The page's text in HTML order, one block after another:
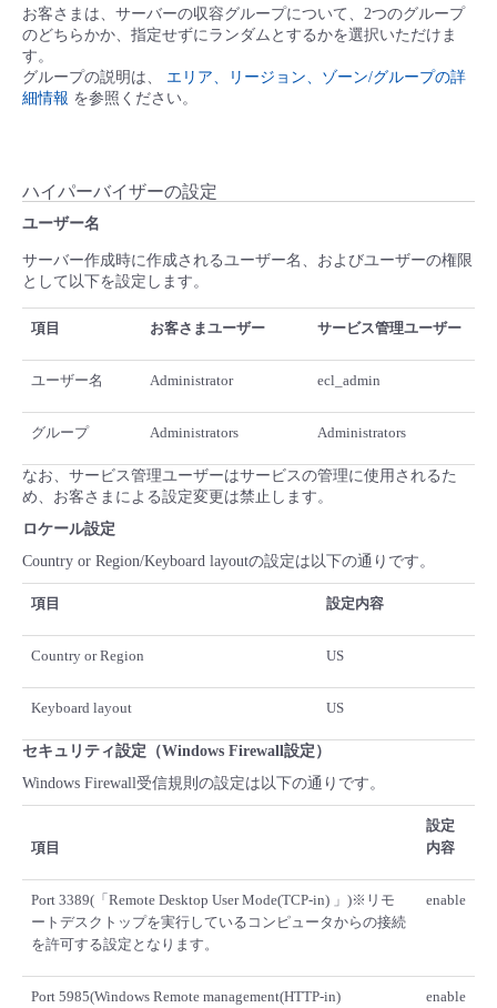
お客さまは、サーバーの収容グループについて、2つのグループ
のどちらかか、指定せずにランダムとするかを選択いただけま
す。
グループの説明は、 エリア、リージョン、ゾーン/グループの詳
細情報 を参照ください。
ハイパーバイザーの設定
ユーザー名
サーバー作成時に作成されるユーザー名、およびユーザーの権限
として以下を設定します。
項目 お客さまユーザー サービス管理ユーザー
ユーザー名 Administrator ecl_admin
グループ Administrators Administrators
なお、サービス管理ユーザーはサービスの管理に使用されるた
め、お客さまによる設定変更は禁止します。
ロケール設定
Country or Region/Keyboard layoutの設定は以下の通りです。
項目 設定内容
Country or Region US
Keyboard layout US
セキュリティ設定（Windows Firewall設定）
Windows Firewall受信規則の設定は以下の通りです。
項目
設定
内容
Port 3389(「Remote Desktop User Mode(TCP-in) 」)※リモ
ートデスクトップを実行しているコンピュータからの接続
を許可する設定となります。
enable
Port 5985(Windows Remote management(HTTP-in)
enable